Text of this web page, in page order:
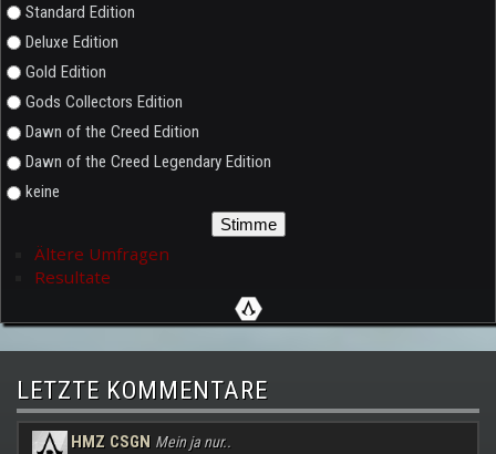
Auswahlmöglichkeiten
Standard Edition
Deluxe Edition
Gold Edition
Gods Collectors Edition
Dawn of the Creed Edition
Dawn of the Creed Legendary Edition
keine
Ältere Umfragen
Resultate
LETZTE KOMMENTARE
HMZ CSGN Mein ja nur..